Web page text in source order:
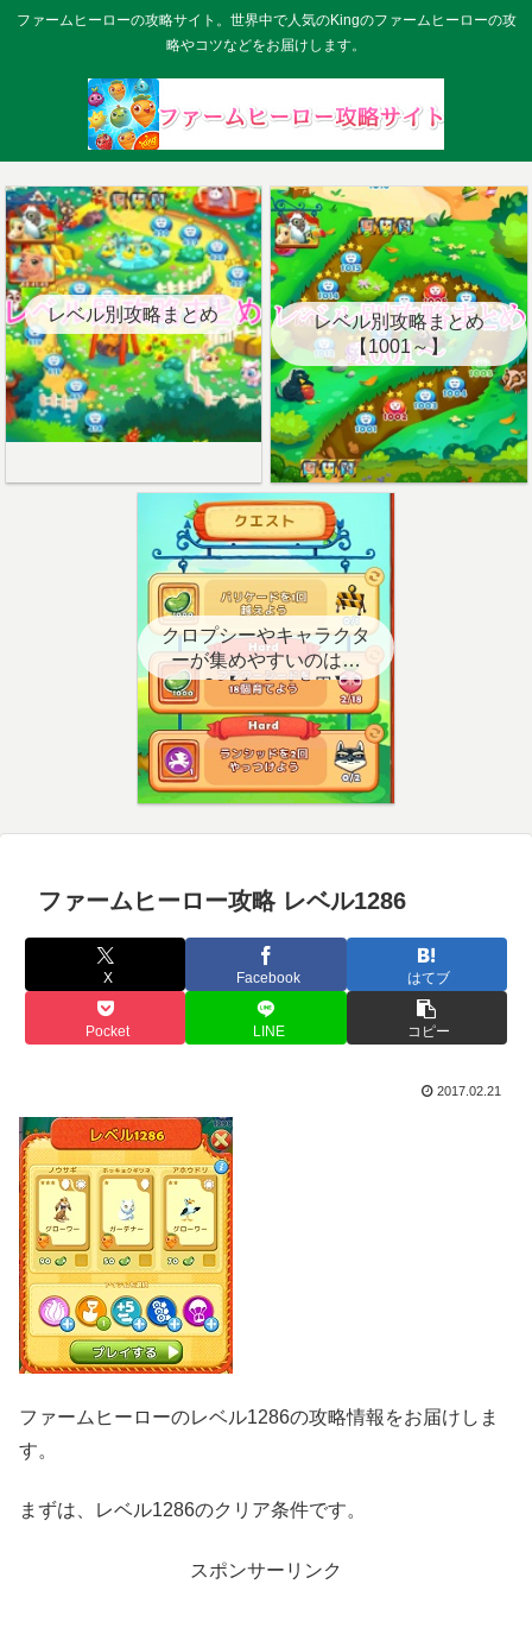
ファームヒーローの攻略サイト。世界中で人気のKingのファームヒーローの攻
略やコツなどをお届けします。
レベル別攻略まとめ
レベル別攻略まとめ
【1001～】
クロプシーやキャラクタ
ーが集めやすいのはど
こ？【クエスト用】
ファームヒーロー攻略 レベル1286
X Facebook はてブ
Pocket LINE コピー
2017.02.21
ファームヒーローのレベル1286の攻略情報をお届けしま
す。
まずは、レベル1286のクリア条件です。
スポンサーリンク